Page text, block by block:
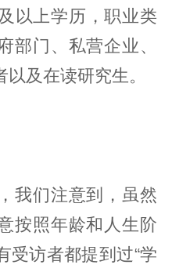
以上学历，职业类
部门、私营企业、
及在读研究生。
我们注意到，虽然
按照年龄和人生阶
受访者都提到过“学